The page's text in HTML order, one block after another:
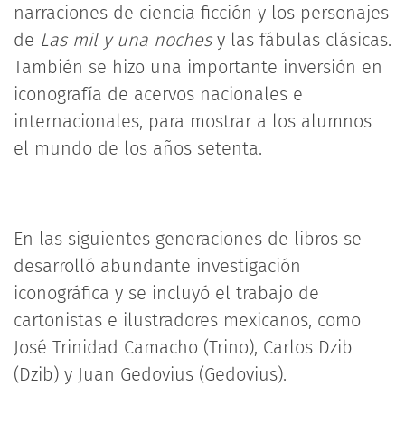
narraciones de ciencia ficción y los personajes
de Las mil y una nochesy las fábulas clásicas.
También se hizo una importante inversión en
iconografía de acervos nacionales e
internacionales, para mostrar a los alumnos
el mundo de los años setenta.
En las siguientes generaciones de libros se
desarrolló abundante investigación
iconográfica y se incluyó el trabajo de
cartonistas e ilustradores mexicanos, como
José Trinidad Camacho (Trino), Carlos Dzib
(Dzib) y Juan Gedovius (Gedovius).